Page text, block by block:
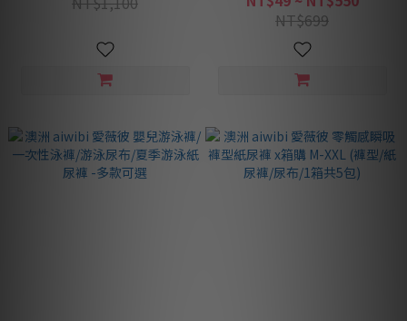
NT$699